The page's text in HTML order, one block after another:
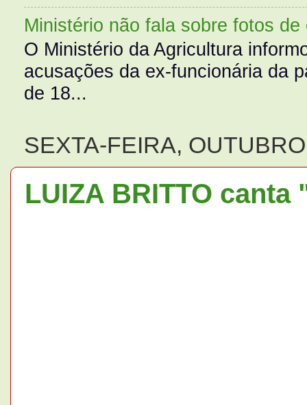
Ministério não fala sobre fotos de
O Ministério da Agricultura
acusações da ex-funcionária da
de 18...
SEXTA-FEIRA,
LUIZA BRITTO